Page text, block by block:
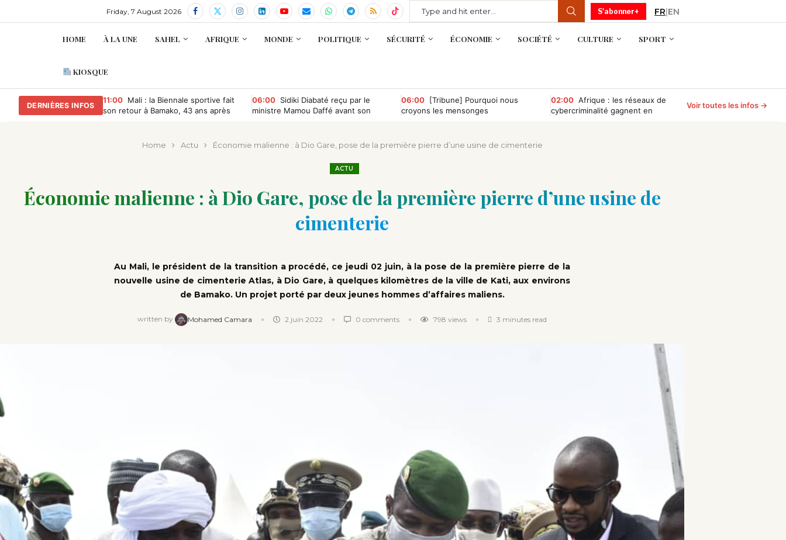
Friday, 7 August 2026 S'abonner+ FR|EN
HOME À LA UNE SAHEL AFRIQUE MONDE POLITIQUE SÉCURITÉ ÉCONOMIE SOCIÉTÉ CULTURE SPORT
KIOSQUE
DERNIÈRES INFOS
11:00 Mali : la Biennale sportive fait
son retour à Bamako, 43 ans après
06:00 Sidiki Diabaté reçu par le
ministre Mamou Daffé avant son
06:00 [Tribune] Pourquoi nous
croyons les mensonges
02:00 Afrique : les réseaux de
cybercriminalité gagnent en
Voir toutes les infos →
Home Actu Économie malienne : à Dio Gare, pose de la première pierre d’une usine de cimenterie
ACTU
Économie malienne : à Dio Gare, pose de la première pierre d’une usine de
cimenterie
Au Mali, le président de la transition a procédé, ce jeudi 02 juin, à la pose de la première pierre de la
nouvelle usine de cimenterie Atlas, à Dio Gare, à quelques kilomètres de la ville de Kati, aux environs
de Bamako. Un projet porté par deux jeunes hommes d’affaires maliens.
written by Mohamed Camara 2 juin 2022 0 comments 798 views 3 minutes read